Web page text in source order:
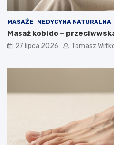
MASAŻE MEDYCYNA NATURALNA
Masaż kobido –
27 lipca 2026 Tomasz